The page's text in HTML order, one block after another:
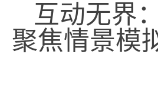
互动无界：
聚焦情景模